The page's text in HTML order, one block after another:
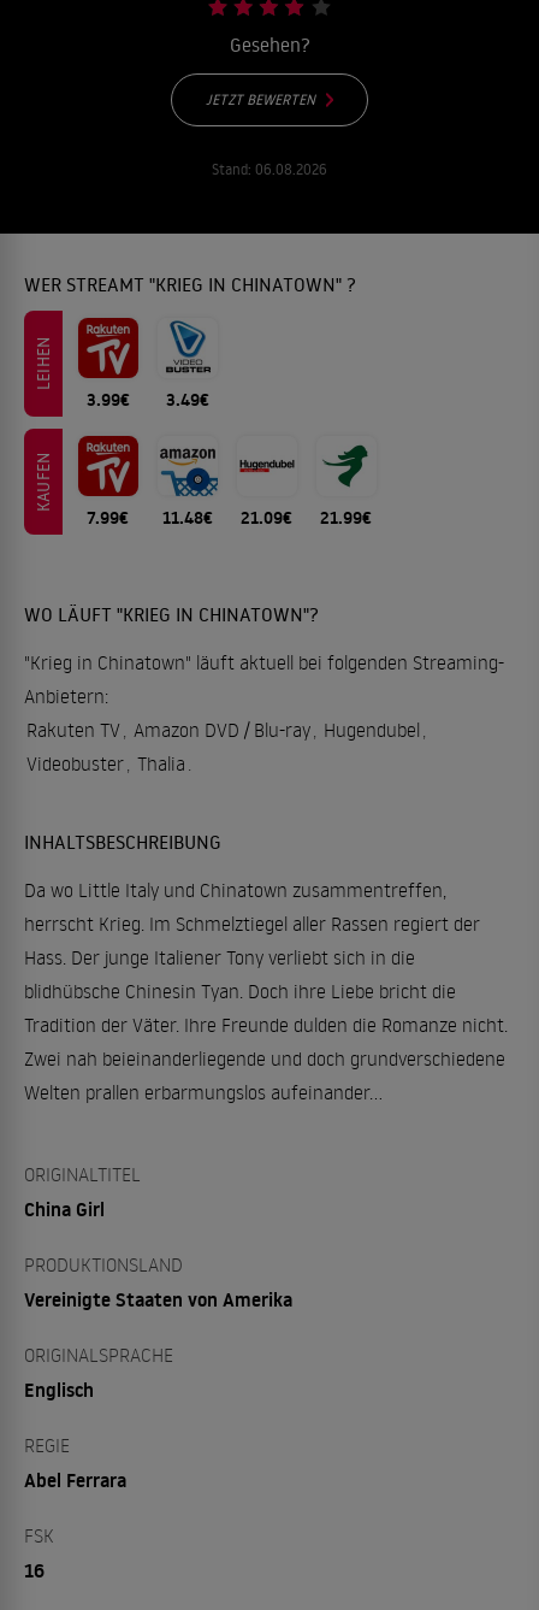
Gesehen?
JETZT BEWERTEN
Stand: 06.08.2026
WER STREAMT "KRIEG IN CHINATOWN" ?
LEIHEN
3.99€ 3.49€
KAUFEN
7.99€ 11.48€ 21.09€ 21.99€
WO LÄUFT "KRIEG IN CHINATOWN"?
"Krieg in Chinatown" läuft aktuell bei folgenden Streaming-
Anbietern:
Rakuten TV, Amazon DVD / Blu-ray, Hugendubel ,
Videobuster, Thalia .
INHALTSBESCHREIBUNG
Da wo Little Italy und Chinatown zusammentreffen,
herrscht Krieg. Im Schmelztiegel aller Rassen regiert der
Hass. Der junge Italiener Tony verliebt sich in die
blidhübsche Chinesin Tyan. Doch ihre Liebe bricht die
Tradition der Väter. Ihre Freunde dulden die Romanze nicht.
Zwei nah beieinanderliegende und doch grundverschiedene
Welten prallen erbarmungslos aufeinander...
ORIGINALTITEL
China Girl
PRODUKTIONSLAND
Vereinigte Staaten von Amerika
ORIGINALSPRACHE
Englisch
REGIE
Abel Ferrara
FSK
16